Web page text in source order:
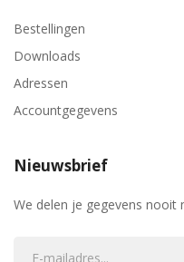
Bestellingen
Downloads
Adressen
Accountgegevens
Nieuwsbrief
We delen je gegevens nooit